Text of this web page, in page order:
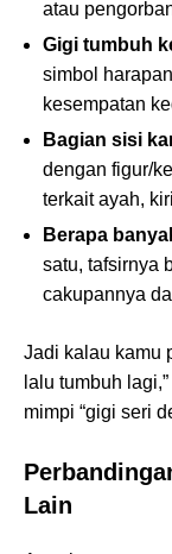
atau
Gigi tumbuh
simbol
kesempatan
Bagian sisi
dengan figur/
terkait ayah,
Berapa
satu, tafsirnya
cakupannya
Jadi kalau kamu
lalu tumbuh
mimpi “gigi seri
Lain